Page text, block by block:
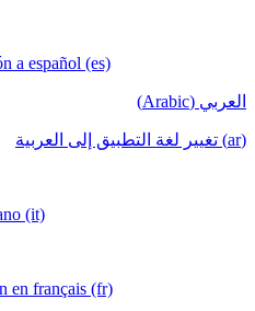
a español (es)
العربي (Arabic)
(ar) تغيير لغة التطبيق إلى العربية
(it)
en français (fr)